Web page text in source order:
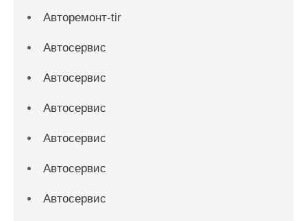
Авторемонт-tir
Автосервис
Автосервис
Автосервис
Автосервис
Автосервис
Автосервис